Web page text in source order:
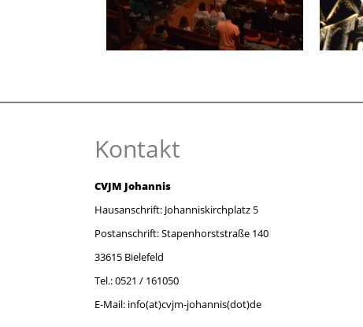
Kontakt
CVJM Johannis
Hausanschrift: Johanniskirchplatz 5
Postanschrift: Stapenhorststraße 140
33615 Bielefeld
Tel.: 0521 / 161050
E-Mail: info(at)cvjm-johannis(dot)de